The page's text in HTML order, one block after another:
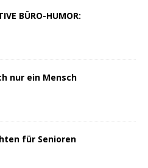
BÜRO-HUMOR:
nur ein Mensch
für Senioren